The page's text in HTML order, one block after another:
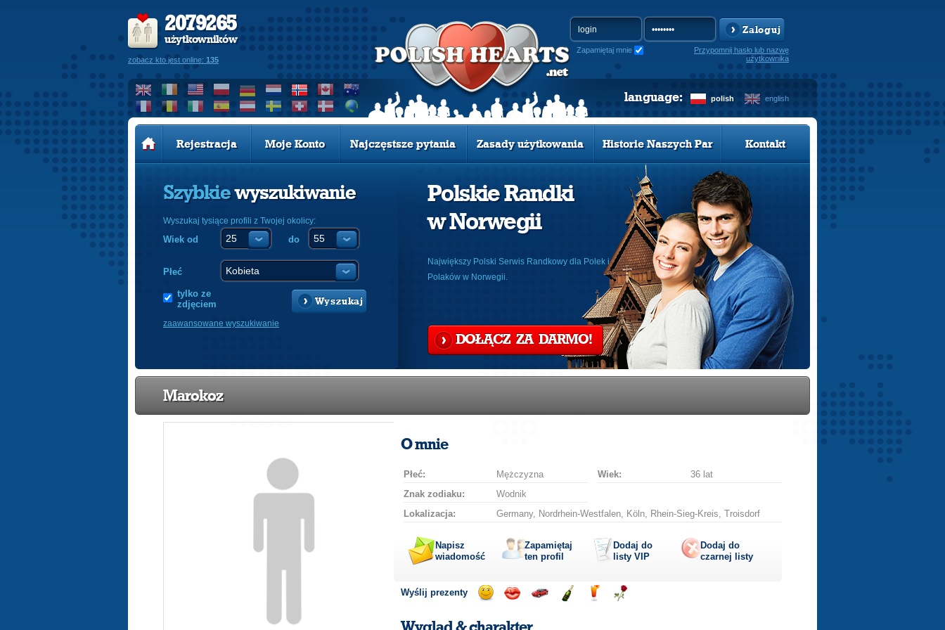
2079265
użytkowników
zobacz kto jest online: 135
Zaloguj
Zapamiętaj mnie
Przypomnij hasło lub nazwę
użytkownika
polish english
language:
Rejestracja Moje Konto Najczęstsze pytania Zasady użytkowania Historie Naszych Par Kontakt
Szybkiewyszukiwanie
Wyszukaj tysiące profili z Twojej okolicy:
Wiek od do
Płeć
tylko ze
zdjęciem
Wyszukaj
zaawansowane wyszukiwanie
Polskie Randki
w Norwegii
Największy Polski Serwis Randkowy dla Polek i
Polaków w Norwegii.
DOŁĄCZ ZA DARMO!
Marokoz
O mnie
Płeć: Mężczyzna Wiek:
36 lat
Znak zodiaku:
Wodnik
Lokalizacja:
Germany, Nordrhein-Westfalen, Köln, Rhein-Sieg-Kreis, Troisdorf
Napisz
wiadomość
Zapamiętaj
ten profil
Dodaj do
listy VIP
Dodaj do
czarnej listy
Wyślij prezenty
uśmiechbuziaka